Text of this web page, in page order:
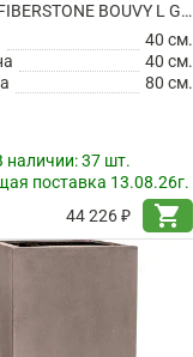
КАШПО FIBERSTONE BOUVY L GREY
40 см.
40 см.
80 см.
наличии:37 шт.
поставка 13.08.26г.
44 226 ₽
shopping_cart